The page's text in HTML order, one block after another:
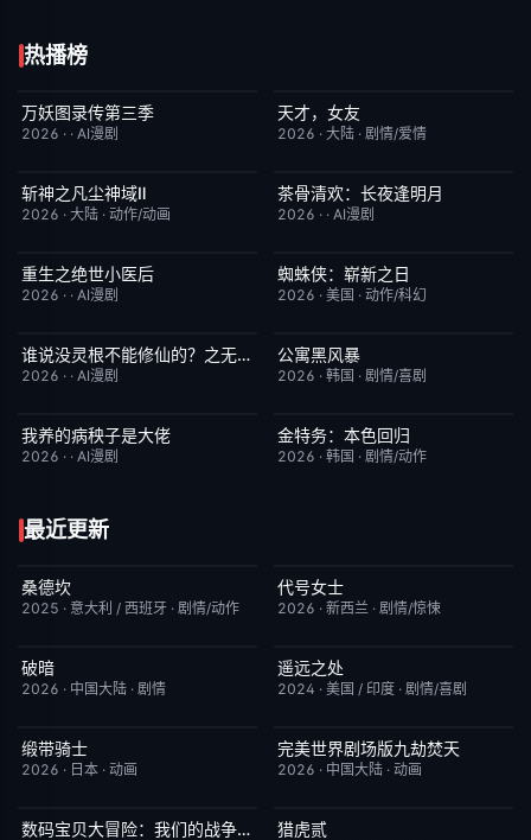
热播榜
完结
万妖图录传第三季
2026 · · AI漫剧
更新至第18集
天才，女友
2026 · 大陆 · 剧情/爱情
更新至第09集
斩神之凡尘神域Ⅱ
2026 · 大陆 · 动作/动画
完结
茶骨清欢：长夜逢明月
2026 · · AI漫剧
完结
重生之绝世小医后
2026 · · AI漫剧
TC中字
蜘蛛侠：崭新之日
2026 · 美国 · 动作/科幻
完结 5.0谁说没灵根不能修仙的？之无灵证道第五季
2026 · · AI漫剧
更新至第08集
公寓黑风暴
2026 · 韩国 · 剧情/喜剧
完结
我养的病秧子是大佬
2026 · · AI漫剧
已完结
金特务：本色回归
2026 · 韩国 · 剧情/动作
最近更新
完结
桑德坎
2025 · 意大利 / 西班牙 · 剧情/动作
完结
代号女士
2026 · 新西兰 · 剧情/惊悚
今日更新
破暗
2026 · 中国大陆 · 剧情
今日更新
遥远之处
2024 · 美国 / 印度 · 剧情/喜剧
HD中字
缎带骑士
2026 · 日本 · 动画
今日更新
完美世界剧场版九劫焚天
2026 · 中国大陆 · 动画
今日更新 8.9数码宝贝大冒险：我们的战争游戏！ 今日更新
猎虎贰